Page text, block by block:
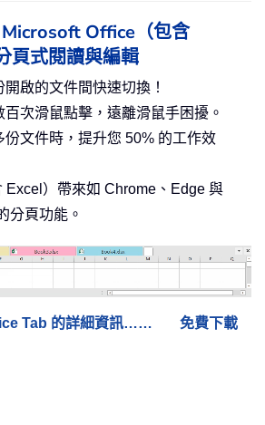
Office（包含
頁式閱讀與編輯
啟的文件間快速切換！
次滑鼠點擊，遠離滑鼠手困擾。
份文件時，提升您 50% 的工作效
Excel）帶來如 Chrome、Edge 與
分頁功能。
Tab 的詳細資訊…… 免費下載